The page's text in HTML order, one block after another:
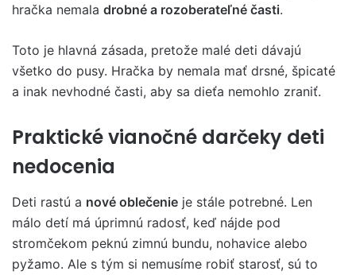
hračka nemala drobné a rozoberateľné časti.
Toto je hlavná zásada, pretože malé deti dávajú
všetko do pusy. Hračka by nemala mať drsné, špicaté
a inak nevhodné časti, aby sa dieťa nemohlo zraniť.
Praktické vianočné darčeky deti
nedocenia
Deti rastú a nové oblečenie je stále potrebné. Len
málo detí má úprimnú radosť, keď nájde pod
stromčekom peknú zimnú bundu, nohavice alebo
pyžamo. Ale s tým si nemusíme robiť starosť, sú to